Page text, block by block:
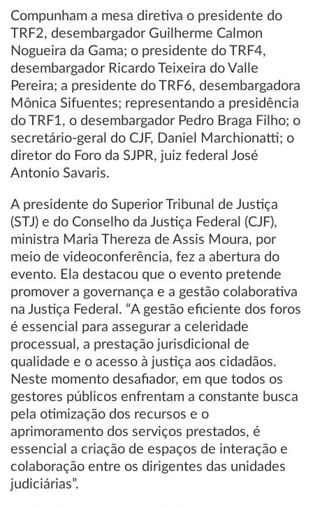
Compunham a mesa diretiva o presidente do
TRF2, desembargador Guilherme Calmon
Nogueira da Gama; o presidente do TRF4,
desembargador Ricardo Teixeira do Valle
Pereira; a presidente do TRF6, desembargadora
Mônica Sifuentes; representando a presidência
do TRF1, o desembargador Pedro Braga Filho; o
secretário-geral do CJF, Daniel Marchionatti; o
diretor do Foro da SJPR, juiz federal José
Antonio Savaris.
A presidente do Superior Tribunal de Justiça
(STJ) e do Conselho da Justiça Federal (CJF),
ministra Maria Thereza de Assis Moura, por
meio de videoconferência, fez a abertura do
evento. Ela destacou que o evento pretende
promover a governança e a gestão colaborativa
na Justiça Federal. “A gestão eficiente dos foros
é essencial para assegurar a celeridade
processual, a prestação jurisdicional de
qualidade e o acesso à justiça aos cidadãos.
Neste momento desafiador, em que todos os
gestores públicos enfrentam a constante busca
pela otimização dos recursos e o
aprimoramento dos serviços prestados, é
essencial a criação de espaços de interação e
colaboração entre os dirigentes das unidades
judiciárias”.